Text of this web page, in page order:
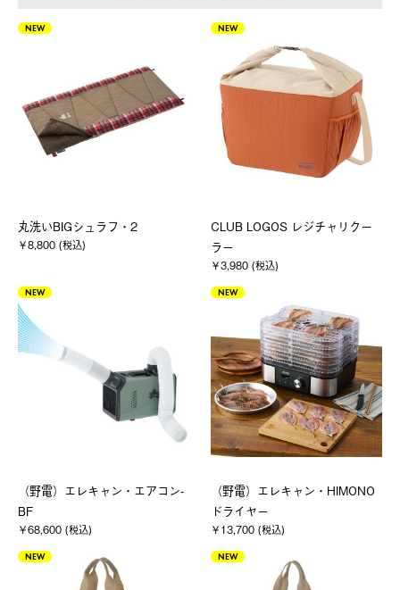
NEW
丸洗いBIGシュラフ・2
￥8,800 (税込)
NEW
CLUB LOGOS レジチャリクー
ラー
￥3,980 (税込)
NEW
（野電）エレキャン・エアコン-
BF
￥68,600 (税込)
NEW
（野電）エレキャン・HIMONO
ドライヤー
￥13,700 (税込)
NEW NEW